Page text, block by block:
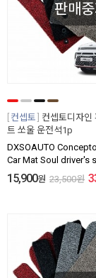
판매중
컨셉토
컨셉토디자인
트 쏘울 운전석1p
DXSOAUTO
Car Mat Soul driver's
15,900원 23,500원